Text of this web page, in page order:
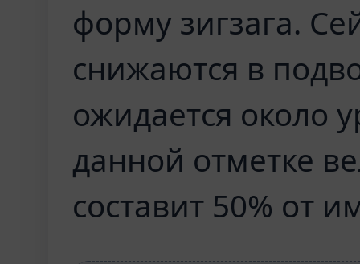
форму зигзага.
снижаются в
ожидается около
данной отметке
составит 50% от